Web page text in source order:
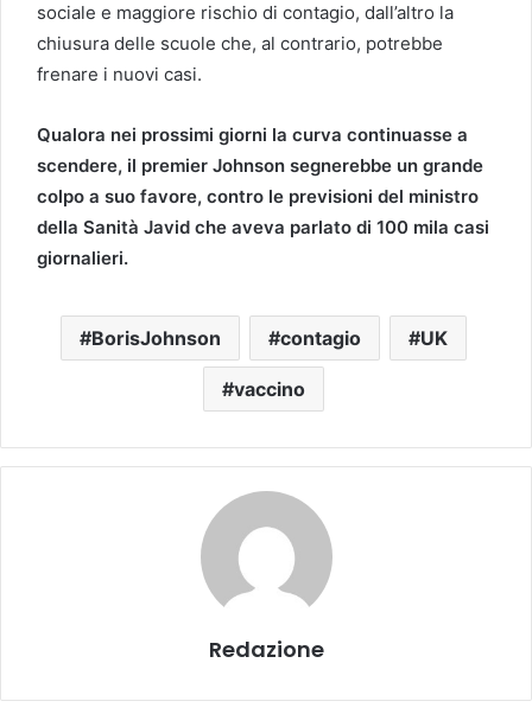
sociale e maggiore rischio di contagio, dall’altro la
chiusura delle scuole che, al contrario, potrebbe
frenare i nuovi casi.
Qualora nei prossimi giorni la curva continuasse a
scendere, il premier Johnson segnerebbe un grande
colpo a suo favore, contro le previsioni del ministro
della Sanità Javid che aveva parlato di 100 mila casi
giornalieri.
BorisJohnson contagio UK
vaccino
Redazione